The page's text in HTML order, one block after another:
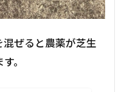
ぜると農薬が芝生
。